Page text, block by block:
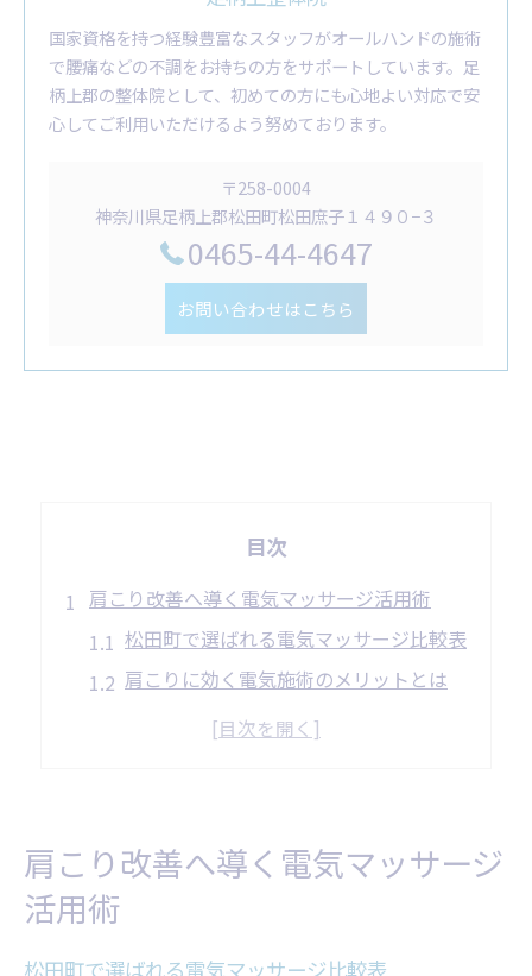
国家資格を持つ経験豊富なスタッフがオールハンドの施術
で腰痛などの不調をお持ちの方をサポートしています。足
柄上郡の整体院として、初めての方にも心地よい対応で安
心してご利用いただけるよう努めております。
〒258-0004
神奈川県足柄上郡松田町松田庶子１４９０−３
0465-44-4647
お問い合わせはこちら
目次
肩こり改善へ導く電気マッサージ活用術
松田町で選ばれる電気マッサージ比較表
肩こりに効く電気施術のメリットとは
電気マッサージと手技の違いを知る
肩こり緩和法を松田町で徹底比較
肩こりが楽になる生活習慣の見直し
肩こり改善へ導く電気マッサージ
活用術
松田町で選ばれる電気マッサージ比較表